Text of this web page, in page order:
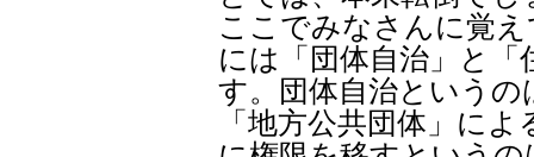
ここでみなさんに覚
には「団体自治」と
す。団体自治という
「地方公共団体」に